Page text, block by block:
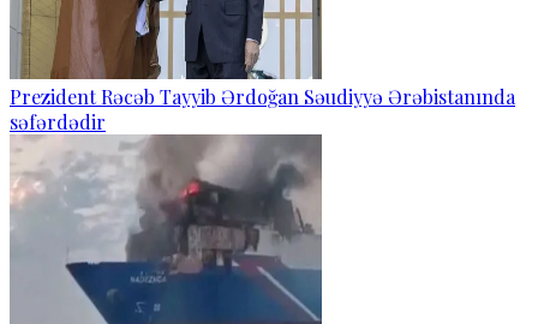
Prezident Rəcəb Tayyib Ərdoğan Səudiyyə Ərəbistanında
səfərdədir